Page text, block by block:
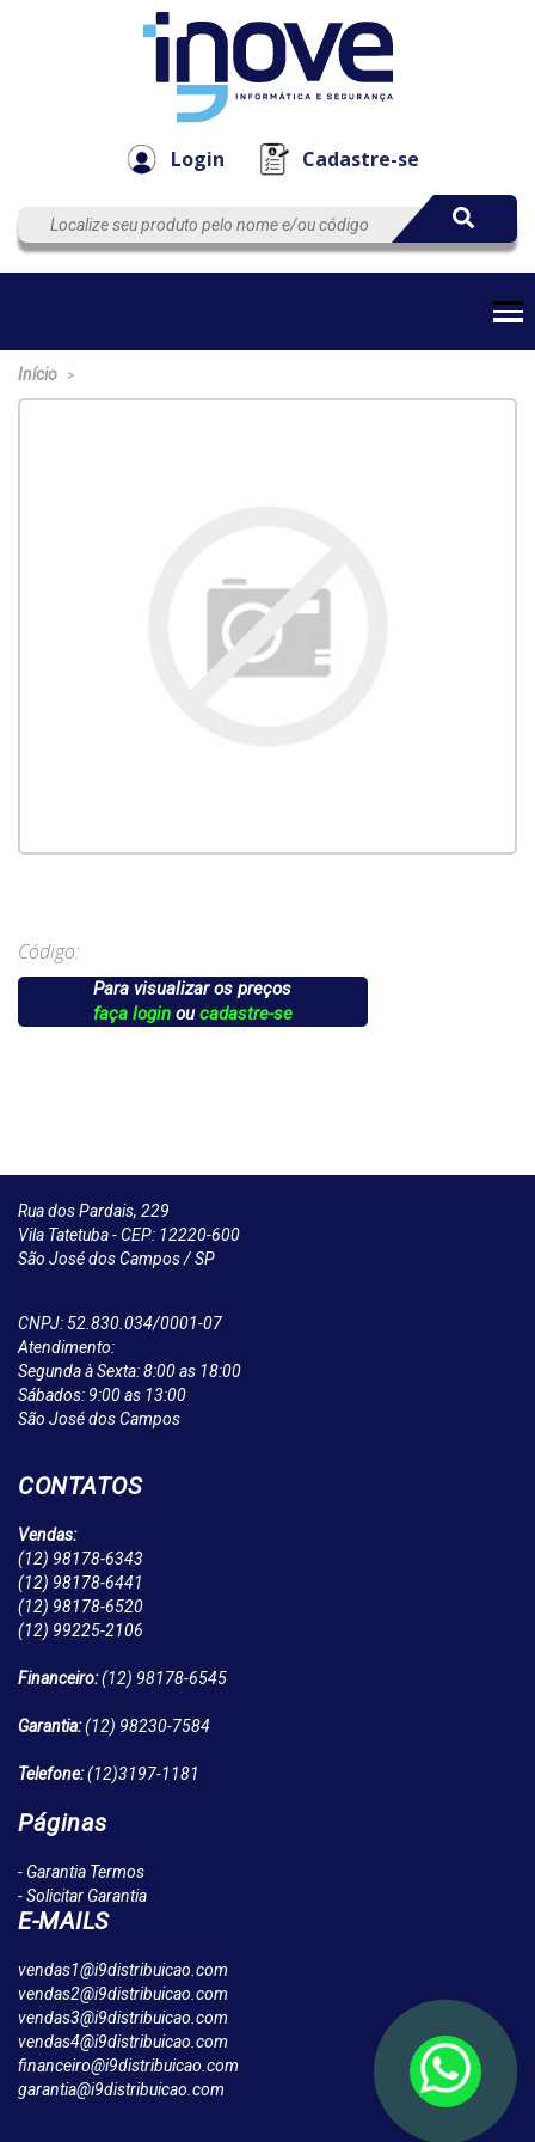
Login Cadastre-se
EmpresaAutomação
Início >
Código:
Para visualizar os preços
faça loginoucadastre-se
Rua dos Pardais, 229
Vila Tatetuba - CEP: 12220-600
São José dos Campos / SP
CNPJ: 52.830.034/0001-07
Atendimento:
Segunda à Sexta: 8:00 as 18:00
Sábados: 9:00 as 13:00
São José dos Campos
CONTATOS
Vendas:
(12) 98178-6343
(12) 98178-6441
(12) 98178-6520
(12) 99225-2106
Financeiro:(12) 98178-6545
Garantia:(12) 98230-7584
Telefone:(12)3197-1181
Páginas
- Garantia Termos
- Solicitar Garantia
E-MAILS
vendas1@i9distribuicao.com
vendas2@i9distribuicao.com
vendas3@i9distribuicao.com
vendas4@i9distribuicao.com
financeiro@i9distribuicao.com
garantia@i9distribuicao.com